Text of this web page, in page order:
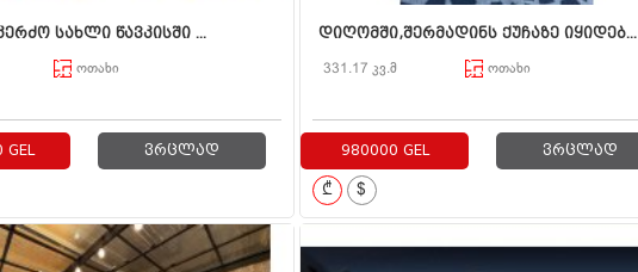
სახლი წავკისში ...
ოთახი
GEL ვრცლად
დიღომში,შერმადინს ქუჩაზე იყიდებ...
331.17 კვ.მ ოთახი
980000 GEL ვრცლად
₾ $